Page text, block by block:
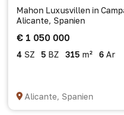
Mahon Luxusvillen in
Alicante, Spanien
€ 1 050 000
4 SZ 5 BZ 315 m² 6 Ar
Alicante, Spanien